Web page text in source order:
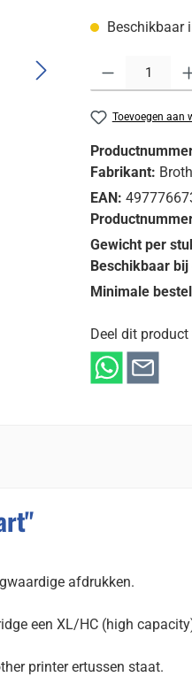
Beschikbaar
Toevoegen aan
Fabrikant:
EAN:
Gewicht per
Beschikbaar
Minimale
Deel dit product
afdrukken.
een XL/HC (high
printer ertussen staat.